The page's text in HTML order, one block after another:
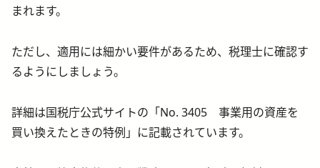
まれます。
ただし、適用には細かい要件があるため、税理士に確認す
るようにしましょう。
詳細は国税庁公式サイトの「No. 3405 事業用の資産を
買い換えたときの特例」に記載されています。